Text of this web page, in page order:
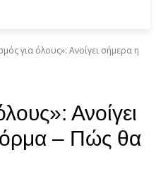
για όλους»: Ανοίγει σήμερα η
Ανοίγει
– Πώς θα